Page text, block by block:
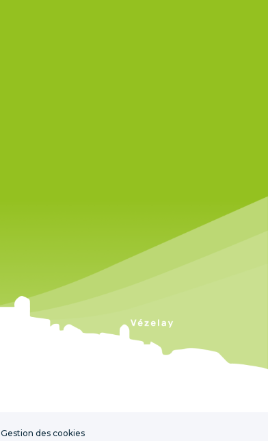
Gestion des cookies